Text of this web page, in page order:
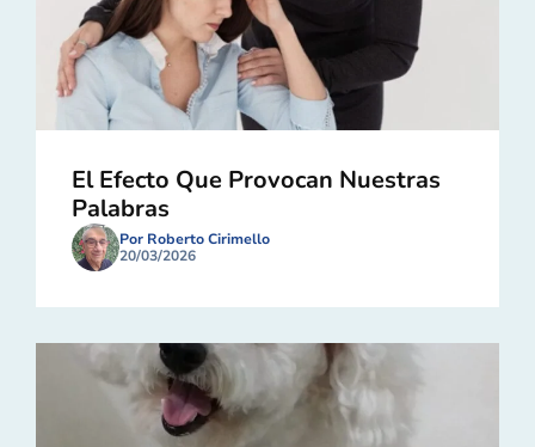
El Efecto Que Provocan Nuestras
Palabras
Por Roberto Cirimello
20/03/2026